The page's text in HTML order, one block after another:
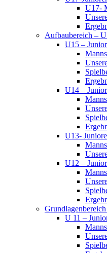
U17-
Aufbaubereich –
U15 –
U14 –
U13-
U12 –
U 11 –